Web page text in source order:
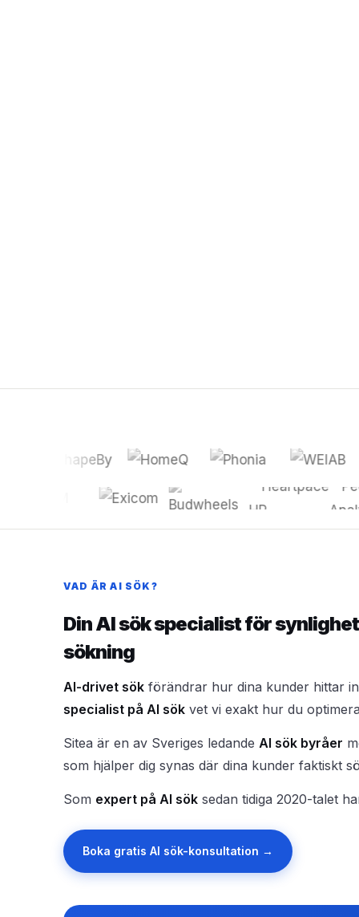
VAD ÄR AI SÖK?
Din AI sök specialist för
sökning
AI-drivet sökförändrar hur dina kunder hittar
specialist på AI sökvet vi exakt hur du
Sitea är en av Sveriges ledande AI sök byråer
som hjälper dig synas där dina kunder faktiskt
Som expert på AI söksedan tidiga 2020-talet
Boka gratis AI sök-konsultation →